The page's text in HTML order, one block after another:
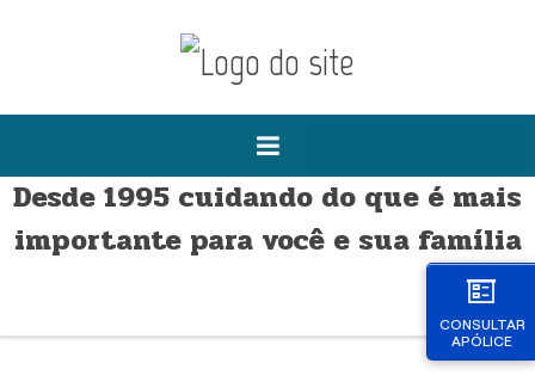
CONSULTAR
APÓLICE
Desde 1995 cuidando do que é mais
importante para você e sua família